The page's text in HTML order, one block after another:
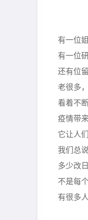
有一位
有一位
还有位
老很多
看着不
疫情带
它让人
我们总
多少改
不是每
有很多